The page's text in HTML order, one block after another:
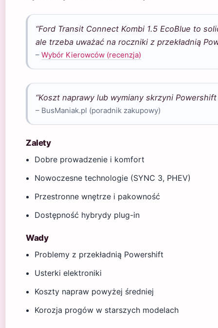
“Ford Transit Connect Kombi 1.5 EcoBlue to
ale trzeba uważać na roczniki z przekładnią
– Wybór Kierowców (recenzja)
“Koszt naprawy lub wymiany skrzyni
– BusManiak.pl (poradnik zakupowy)
Zalety
Dobre prowadzenie i komfort
Nowoczesne technologie (SYNC 3, PHEV)
Przestronne wnętrze i pakowność
Dostępność hybrydy plug-in
Wady
Problemy z przekładnią Powershift
Usterki elektroniki
Koszty napraw powyżej średniej
Korozja progów w starszych modelach